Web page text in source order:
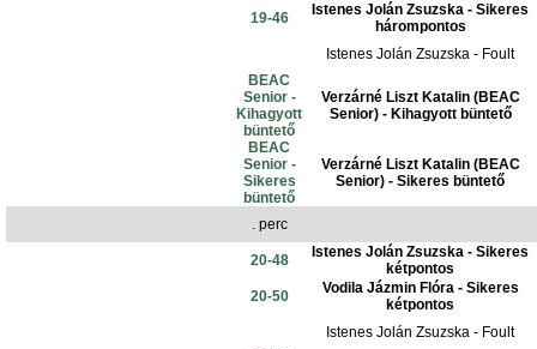
19-46
Istenes Jolán Zsuzska - Sikeres
hárompontos
Istenes Jolán Zsuzska - Foult
BEAC
Senior -
Kihagyott
büntető
Verzárné Liszt Katalin (BEAC
Senior) - Kihagyott büntető
BEAC
Senior -
Sikeres
büntető
Verzárné Liszt Katalin (BEAC
Senior) - Sikeres büntető
. perc
20-48
Istenes Jolán Zsuzska - Sikeres
kétpontos
20-50
Vodila Jázmin Flóra - Sikeres
kétpontos
Istenes Jolán Zsuzska - Foult